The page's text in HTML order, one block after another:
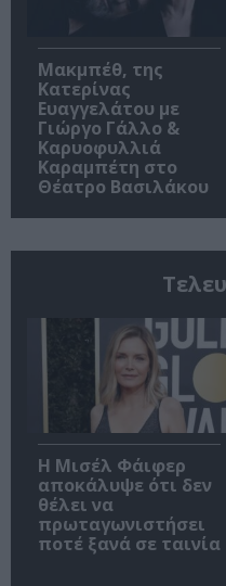
Μακμπέθ, της
Κατερίνας
Ευαγγελάτου με
Γιώργο Γάλλο &
Καρυοφυλλιά
Καραμπέτη στο
Θέατρο Βασιλάκου
Η Μισέλ Φάιφερ
αποκάλυψε ότι δεν
θέλει να
πρωταγωνιστήσει
ποτέ ξανά σε ταινία